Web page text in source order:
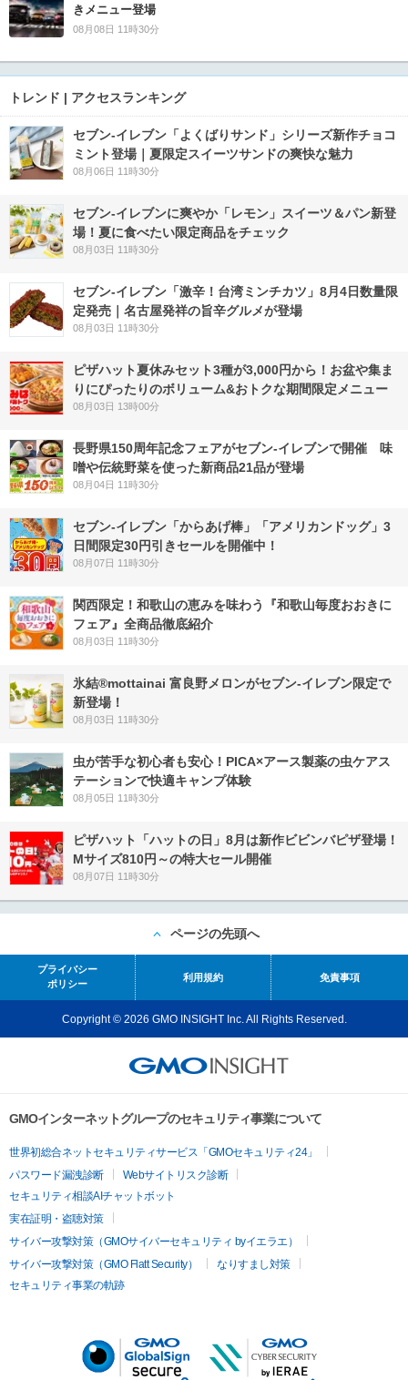
きメニュー登場
08月08日 11時30分
トレンド | アクセスランキング
セブン‐イレブン「よくばりサンド」シリーズ新作チョコ
ミント登場｜夏限定スイーツサンドの爽快な魅力
08月06日 11時30分
セブン‐イレブンに爽やか「レモン」スイーツ＆パン新登
場！夏に食べたい限定商品をチェック
08月03日 11時30分
セブン-イレブン「激辛！台湾ミンチカツ」8月4日数量限
定発売｜名古屋発祥の旨辛グルメが登場
08月03日 11時30分
ピザハット夏休みセット3種が3,000円から！お盆や集ま
りにぴったりのボリューム&おトクな期間限定メニュー
08月03日 13時00分
長野県150周年記念フェアがセブン-イレブンで開催 味
噌や伝統野菜を使った新商品21品が登場
08月04日 11時30分
セブン‐イレブン「からあげ棒」「アメリカンドッグ」3
日間限定30円引きセールを開催中！
08月07日 11時30分
関西限定！和歌山の恵みを味わう『和歌山毎度おおきに
フェア』全商品徹底紹介
08月03日 11時30分
氷結®mottainai 富良野メロンがセブン‐イレブン限定で
新登場！
08月03日 11時30分
虫が苦手な初心者も安心！PICA×アース製薬の虫ケアス
テーションで快適キャンプ体験
08月05日 11時30分
ピザハット「ハットの日」8月は新作ビビンバピザ登場！
Mサイズ810円～の特大セール開催
08月07日 11時30分
ページの先頭へ
プライバシー
ポリシー
利用規約 免責事項
Copyright © 2026 GMO INSIGHT Inc. All Rights Reserved.
GMOインターネットグループのセキュリティ事業について
世界初総合ネットセキュリティサービス「GMOセキュリティ24」
パスワード漏洩診断
Webサイトリスク診断
セキュリティ相談AIチャットボット
実在証明・盗聴対策
サイバー攻撃対策（GMOサイバーセキュリティ byイエラエ）
サイバー攻撃対策（GMO Flatt Security）
なりすまし対策
セキュリティ事業の軌跡